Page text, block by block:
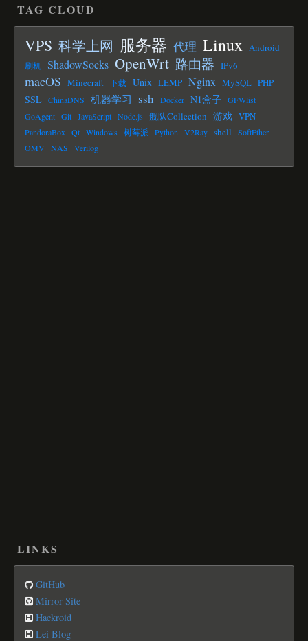
TAG CLOUD
VPS 科学上网 服务器 代理 Linux Android
刷机 ShadowSocks OpenWrt 路由器 IPv6
macOS Minecraft 下载 Unix LEMP Nginx MySQL PHP
SSL ChinaDNS 机器学习 ssh Docker N1盒子 GFWlist
GoAgent Git JavaScript Node.js 舰队Collection 游戏 VPN
PandoraBox Qt Windows 树莓派 Python V2Ray shell
SoftEther
OMV
NAS Verilog
LINKS
GitHub
Mirror Site
Hackroid
Lei Blog